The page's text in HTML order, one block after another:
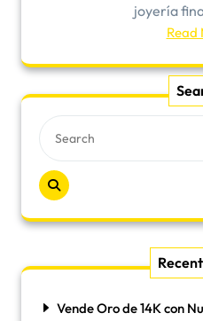
joyería
Read
Vende Oro de 14K con